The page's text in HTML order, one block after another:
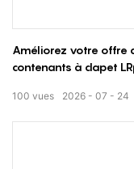
Améliorez votre offre
contenants à clapet
2026 07 24
100 vues